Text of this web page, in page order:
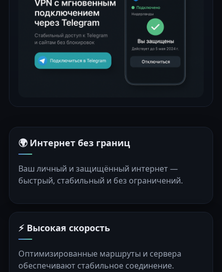
🌍 Интернет без границ
Ваш личный и защищённый интернет —
быстрый, стабильный и без ограничений.
⚡ Высокая скорость
Оптимизированные маршруты и сервера
обеспечивают стабильное соединение.